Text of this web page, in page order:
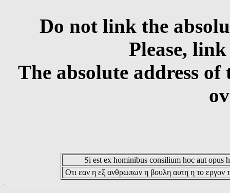
Do not link the
Please,
The absolute address
Si est ex hominibus consilium hoc aut opus
Οτι εαν η εξ ανθρωπων η βουλη αυτη η το εργον